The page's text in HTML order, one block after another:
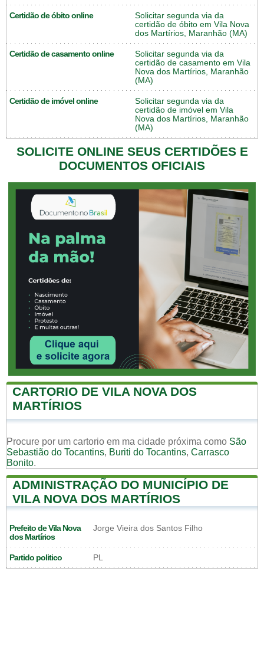
Certidão de óbito online
Solicitar segunda via da
certidão de óbito em Vila Nova
dos Martírios, Maranhão (MA)
Certidão de casamento online
Solicitar segunda via da
certidão de casamento em Vila
Nova dos Martírios, Maranhão
(MA)
Certidão de imóvel online
Solicitar segunda via da
certidão de imóvel em Vila
Nova dos Martírios, Maranhão
(MA)
SOLICITE ONLINE SEUS CERTIDÕES E
DOCUMENTOS OFICIAIS
CARTORIO DE VILA NOVA DOS
MARTÍRIOS
Procure por um cartorio em ma cidade próxima como São
Sebastião do Tocantins, Buriti do Tocantins, Carrasco
Bonito.
ADMINISTRAÇÃO DO MUNICÍPIO DE
VILA NOVA DOS MARTÍRIOS
Prefeito de Vila Nova
dos Martírios
Jorge Vieira dos Santos Filho
Partido politico PL